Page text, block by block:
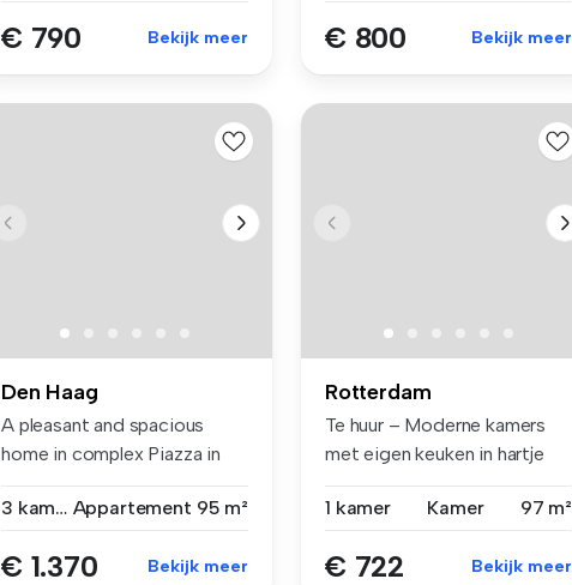
€ 790 Bekijk meer € 800 Bekijk meer
Den Haag
A pleasant and spacious
home in complex Piazza in
3 kamers Appartement 95 m²
€ 1.370 Bekijk meer
Rotterdam
Te huur – Moderne kamers
met eigen keuken in hartje
1 kamer
Kamer 97 m²
€ 722 Bekijk meer